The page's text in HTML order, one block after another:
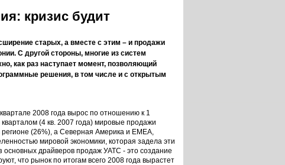
кризис будит
старых, а вместе с этим – и продажи
С другой стороны, многие из систем
как раз наступает момент, позволяющий
решения, в том числе и с открытым
2008 года вырос по отношению к 1
(4 кв. 2007 года) мировые продажи
(26%), а Северная Америка и EMEA,
мировой экономики, которая задела эти
драйверов продаж УАТС - это создание
что рынок по итогам всего 2008 года вырастет